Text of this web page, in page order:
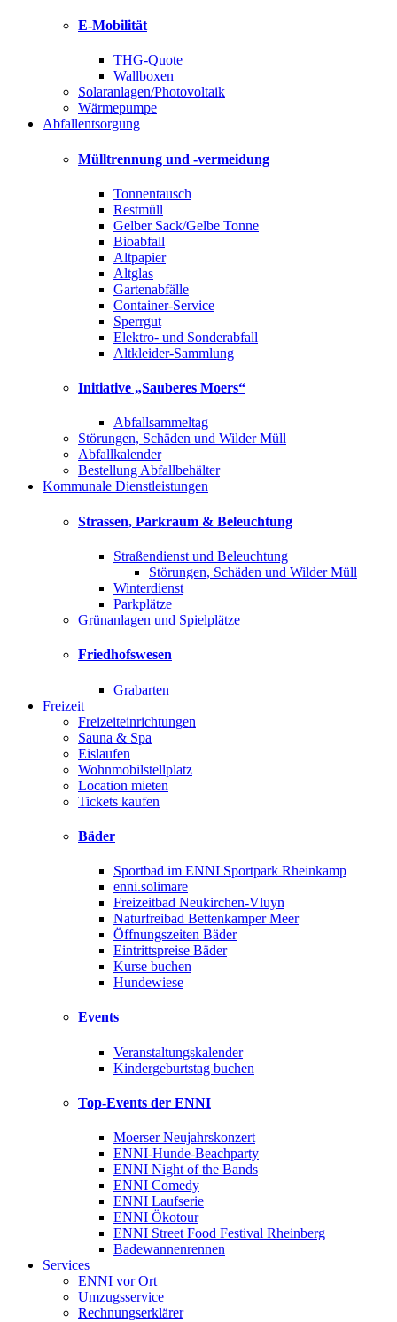
E-Mobilität
THG-Quote
Wallboxen
Solaranlagen/Photovoltaik
Wärmepumpe
Abfallentsorgung
Mülltrennung und -vermeidung
Tonnentausch
Restmüll
Gelber Sack/Gelbe Tonne
Bioabfall
Altpapier
Altglas
Gartenabfälle
Container-Service
Sperrgut
Elektro- und Sonderabfall
Altkleider-Sammlung
Initiative „Sauberes Moers“
Abfallsammeltag
Störungen, Schäden und Wilder Müll
Abfallkalender
Bestellung Abfallbehälter
Kommunale Dienstleistungen
Strassen, Parkraum & Beleuchtung
Straßendienst und Beleuchtung
Störungen, Schäden und Wilder Müll
Winterdienst
Parkplätze
Grünanlagen und Spielplätze
Friedhofswesen
Grabarten
Freizeit
Freizeiteinrichtungen
Sauna & Spa
Eislaufen
Wohnmobilstellplatz
Location mieten
Tickets kaufen
Bäder
Sportbad im ENNI Sportpark Rheinkamp
enni.solimare
Freizeitbad Neukirchen-Vluyn
Naturfreibad Bettenkamper Meer
Öffnungszeiten Bäder
Eintrittspreise Bäder
Kurse buchen
Hundewiese
Events
Veranstaltungskalender
Kindergeburtstag buchen
Top-Events der ENNI
Moerser Neujahrskonzert
ENNI-Hunde-Beachparty
ENNI Night of the Bands
ENNI Comedy
ENNI Laufserie
ENNI Ökotour
ENNI Street Food Festival Rheinberg
Badewannenrennen
Services
ENNI vor Ort
Umzugsservice
Rechnungserklärer